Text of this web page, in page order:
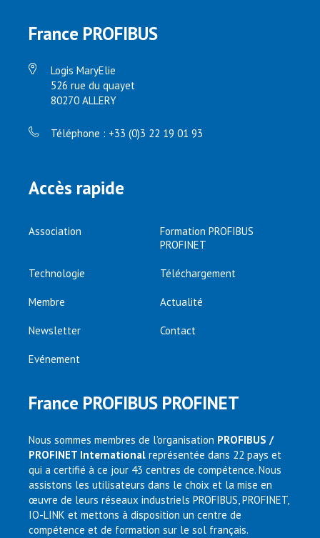
France PROFIBUS
Logis MaryElie
526 rue du quayet
80270 ALLERY
Téléphone : +33 (0)3 22 19 01 93
Accès rapide
Association
Formation PROFIBUS
PROFINET
Technologie Téléchargement
Membre Actualité
Newsletter Contact
Evénement
France PROFIBUS PROFINET
Nous sommes membres de l’organisation PROFIBUS /
PROFINET International représentée dans 22 pays et
qui a certifié à ce jour 43 centres de compétence. Nous
assistons les utilisateurs dans le choix et la mise en
œuvre de leurs réseaux industriels PROFIBUS, PROFINET,
IO-LINK et mettons à disposition un centre de
compétence et de formation sur le sol français.